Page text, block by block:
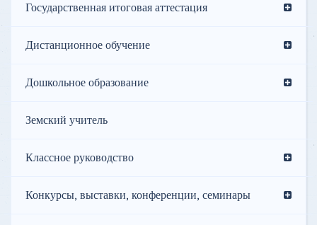
Государственная итоговая аттестация
Дистанционное обучение
Дошкольное образование
Земский учитель
Классное руководство
Конкурсы, выставки, конференции, семинары